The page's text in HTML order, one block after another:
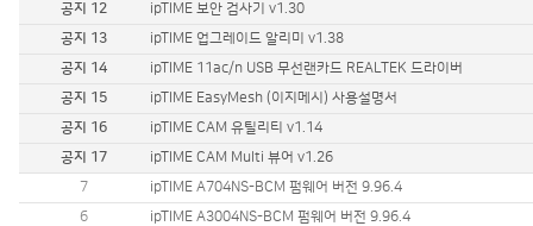
공지 12
ipTIME 보안 검사기 v1.30
공지 13
ipTIME 업그레이드 알리미 v1.38
공지 14
ipTIME 11ac/n USB 무선랜카드 REALTEK 드라이버
공지 15
ipTIME EasyMesh (이지메시) 사용설명서
공지 16
ipTIME CAM 유틸리티 v1.14
공지 17
ipTIME CAM Multi 뷰어 v1.26
7
ipTIME A704NS-BCM 펌웨어 버전 9.96.4
6
ipTIME A3004NS-BCM 펌웨어 버전 9.96.4